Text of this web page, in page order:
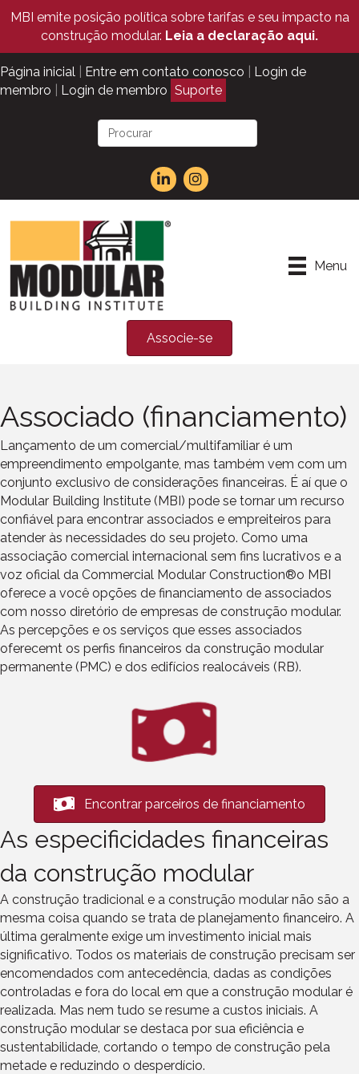
MBI emite posição política sobre tarifas e seu impacto na
construção modular. Leia a declaração aqui.
Página inicial Entre em contato conosco
Login de
membro
Login de membro Suporte
Menu
Associe-se
Associado (financiamento)
Lançamento de um comercial/multifamiliar é um
empreendimento empolgante, mas também vem com um
conjunto exclusivo de considerações financeiras. É aí que o
Modular Building Institute (MBI) pode se tornar um recurso
confiável para encontrar associados e empreiteiros para
atender às necessidades do seu projeto. Como uma
associação comercial internacional sem fins lucrativos e a
voz oficial da Commercial Modular Construction®o MBI
oferece a você opções de financiamento de associados
com nosso diretório de empresas de construção modular.
As percepções e os serviços que esses associados
oferecemt os perfis financeiros da construção modular
permanente (PMC) e dos edifícios realocáveis (RB).
Encontrar parceiros de financiamento
As especificidades financeiras
da construção modular
A construção tradicional e a construção modular não são a
mesma coisa quando se trata de planejamento financeiro. A
última geralmente exige um investimento inicial mais
significativo. Todos os materiais de construção precisam ser
encomendados com antecedência, dadas as condições
controladas e fora do local em que a construção modular é
realizada. Mas nem tudo se resume a custos iniciais. A
construção modular se destaca por sua eficiência e
sustentabilidade, cortando o tempo de construção pela
metade e reduzindo o desperdício.